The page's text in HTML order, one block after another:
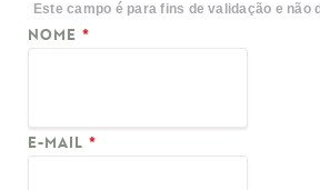
Este campo é para fins de validação e não
NOME *
E-MAIL *